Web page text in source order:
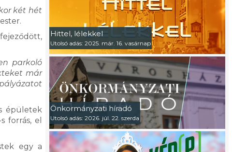
két hét
parkoló
már
épületek
forrás, el
egy a
Hittel, lélekkel
Utolsó adás: 2025. már. 16. vasárnap
Önkormányzati híradó
Utolsó adás: 2026. júl. 22. szerda